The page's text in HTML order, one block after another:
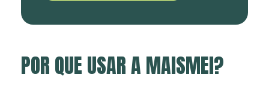
POR QUE USAR A MAISMEI?